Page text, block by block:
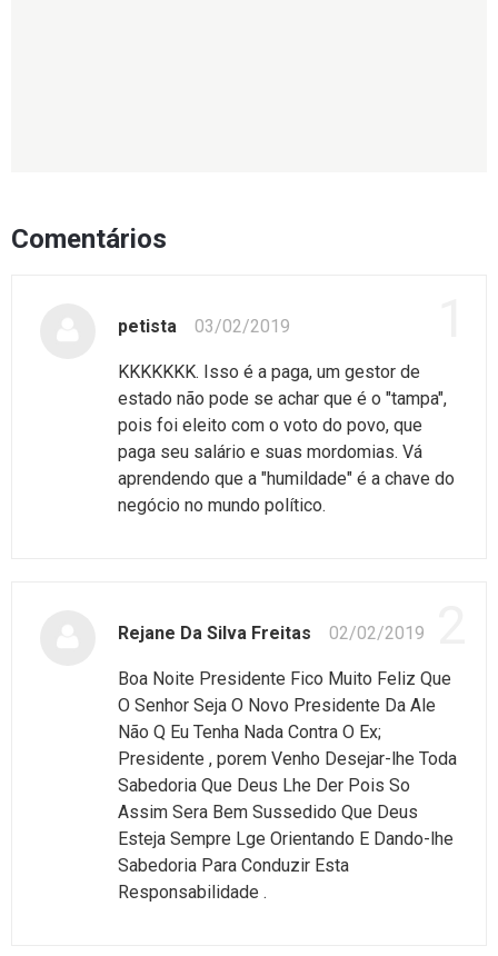
Comentários
petista 03/02/2019
KKKKKKK. Isso é a paga, um gestor de
estado não pode se achar que é o "tampa",
pois foi eleito com o voto do povo, que
paga seu salário e suas mordomias. Vá
aprendendo que a "humildade" é a chave do
negócio no mundo político.
Rejane Da Silva Freitas 02/02/2019
Boa Noite Presidente Fico Muito Feliz Que
O Senhor Seja O Novo Presidente Da Ale
Não Q Eu Tenha Nada Contra O Ex;
Presidente , porem Venho Desejar-lhe Toda
Sabedoria Que Deus Lhe Der Pois So
Assim Sera Bem Sussedido Que Deus
Esteja Sempre Lge Orientando E Dando-lhe
Sabedoria Para Conduzir Esta
Responsabilidade .